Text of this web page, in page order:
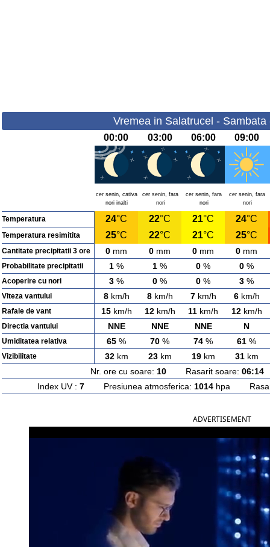
Vremea in Salatrucel - Sambata
00:00 03:00 06:00 09:00
cer senin, cativa
nori inalti
cer senin, fara
nori
cer senin, fara
nori
cer senin, fara
nori
Temperatura 24°C 22°C 21°C 24°C
Temperatura resimitita 25°C 22°C 21°C 25°C
Cantitate precipitatii 3 ore 0 mm 0 mm 0 mm 0 mm
Probabilitate precipitatii 1 % 1 % 0 % 0 %
Acoperire cu nori 3 % 0 % 0 % 3 %
Viteza vantului 8km/h 8km/h 7km/h 6km/h
Rafale de vant 15km/h 12km/h 11 km/h 12km/h
Directia vantului NNE NNE NNE N
Umiditatea relativa 65 % 70 % 74 % 61 %
Vizibilitate 32km 23km 19km 31km
Nr. ore cu soare: 10Rasarit soare: 06:14
Index UV : 7Presiunea atmosferica: 1014hpa
ADVERTISEMENT